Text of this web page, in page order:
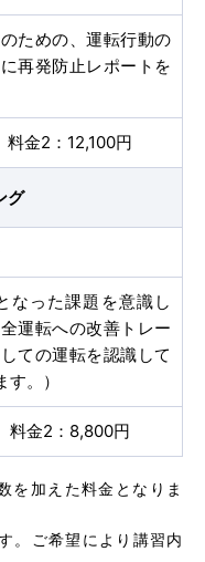
情報
マップ
一覧を見る
ための、運転行動の
再発防止レポートを
12,100円
グ
なった課題を意識し
運転への改善トレー
ての運転を認識して
。）
8,800円
を加えた料金となりま
。ご希望により講習内